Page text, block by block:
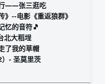
——张三逛吃
》--电影《重返狼群》
忆的音符🎵
北大稻埕
了我的草帽
- 圣莫里茨